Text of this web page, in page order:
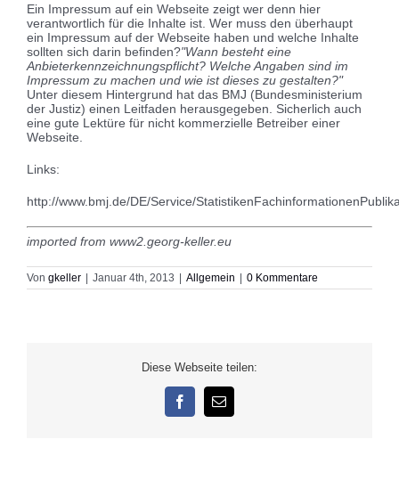
Bild
Ein Impressum auf ein Webseite zeigt wer denn hier
verantwortlich für die Inhalte ist. Wer muss den überhaupt
ein Impressum auf der Webseite haben und welche Inhalte
sollten sich darin befinden?"Wann besteht eine
Anbieterkennzeichnungspflicht? Welche Angaben sind im
Impressum zu machen und wie ist dieses zu gestalten?"
Unter diesem Hintergrund hat das BMJ (Bundesministerium
der Justiz) einen Leitfaden herausgegeben. Sicherlich auch
eine gute Lektüre für nicht kommerzielle Betreiber einer
Webseite.
Links:
http://www.bmj.de/DE/Service/
imported from www2.georg-keller.eu
Von gkeller | Januar 4th, 2013 | Allgemein | 0 Kommentare
Diese Webseite teilen:
Facebook
E-
Mail